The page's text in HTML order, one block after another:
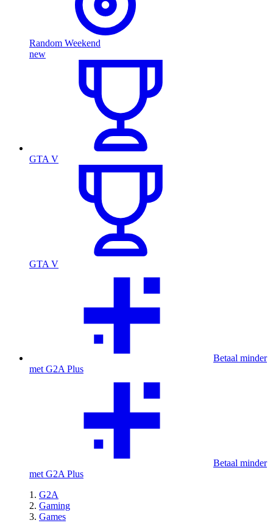
Random Weekend
new
GTA V
GTA V
Betaal minder
met G2A Plus
Betaal minder
met G2A Plus
G2A
Gaming
Games